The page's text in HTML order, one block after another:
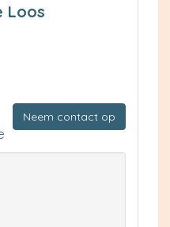
Loos
Neem contact op